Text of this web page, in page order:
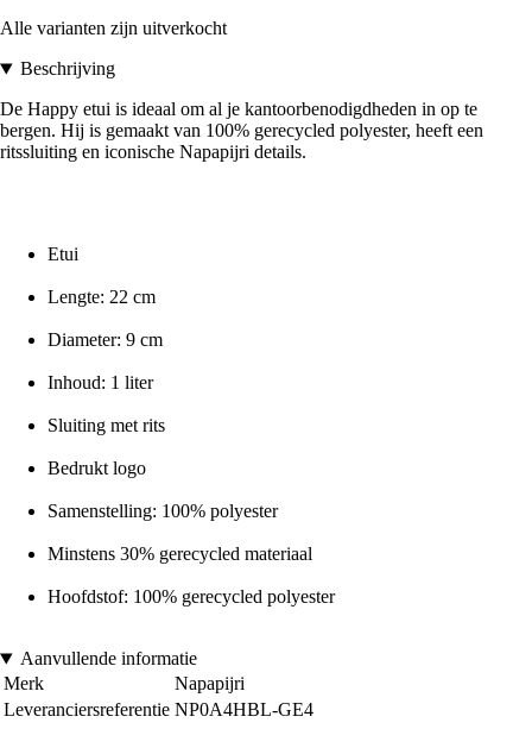
Alle varianten zijn uitverkocht
Beschrijving
De Happy etui is ideaal om al je kantoorbenodigdheden in op te
bergen. Hij is gemaakt van 100% gerecycled polyester, heeft een
ritssluiting en iconische Napapijri details.
Etui
Lengte: 22 cm
Diameter: 9 cm
Inhoud: 1 liter
Sluiting met rits
Bedrukt logo
Samenstelling: 100% polyester
Minstens 30% gerecycled materiaal
Hoofdstof: 100% gerecycled polyester
Aanvullende informatie
Merk
Napapijri
Leveranciersreferentie NP0A4HBL-GE4